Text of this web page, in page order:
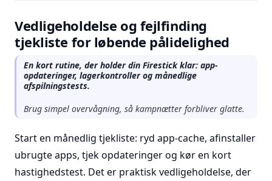
Vedligeholdelse og fejlfinding
tjekliste for løbende pålidelighed
En kort rutine, der holder din Firestick klar: app-
opdateringer, lagerkontroller og månedlige
afspilningstests.
Brug simpel overvågning, så kampnætter forbliver glatte.
Start en månedlig tjekliste: ryd app-cache, afinstaller
ubrugte apps, tjek opdateringer og kør en kort
hastighedstest. Det er praktisk vedligeholdelse, der